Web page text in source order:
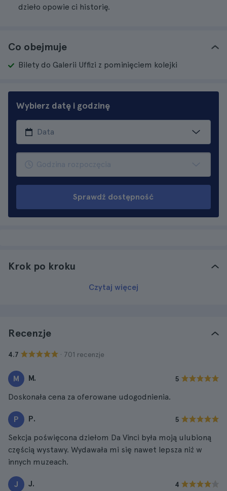
dzieło opowie ci historię.
Co obejmuje
Bilety do Galerii Uffizi z pominięciem kolejki
Wybierz datę i godzinę
Sprawdź dostępność
Krok po kroku
Czytaj więcej
Recenzje
4.7 · 701 recenzje
M M. 5
Doskonała cena za oferowane udogodnienia.
P P. 5
Sekcja poświęcona dziełom Da Vinci była moją ulubioną
częścią wystawy. Wydawała mi się nawet lepsza niż w
innych muzeach.
J J. 4